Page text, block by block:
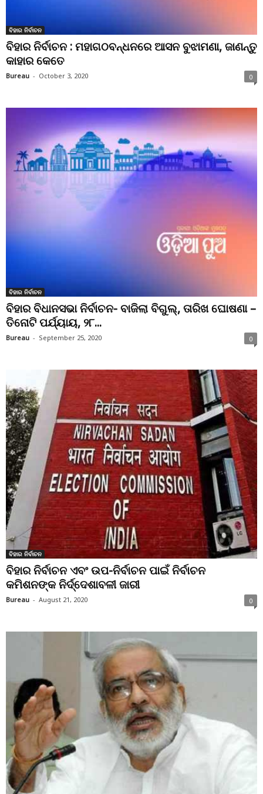
ବିହାର ନିର୍ବାଚନ
ବିହାର ନିର୍ବାଚନ : ମହାଗଠବନ୍ଧନରେ ଆସନ ବୁଝାମଣା, ଜାଣନ୍ତୁ
କାହାର କେତେ
Bureau - October 3, 2020 0
ବିହାର ନିର୍ବାଚନ
ବିହାର ବିଧାନସଭା ନିର୍ବାଚନ- ବାଜିଲା ବିଗୁଲ୍, ତାରିଖ ଘୋଷଣା –
ତିନୋଟି ପର୍ଯ୍ୟାୟ, ୨୮...
Bureau - September 25, 2020 0
ବିହାର ନିର୍ବାଚନ
ବିହାର ନିର୍ବାଚନ ଏବଂ ଉପ-ନିର୍ବାଚନ ପାଇଁ ନିର୍ବାଚନ
କମିଶନଙ୍କ ନିର୍ଦ୍ଦେଶାବଳୀ ଜାରୀ
Bureau - August 21, 2020 0